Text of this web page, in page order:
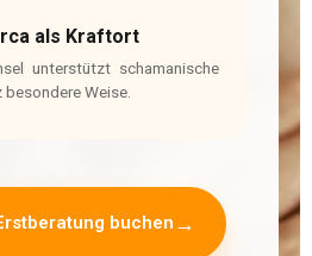
als Kraftort
unterstützt schamanische
Weise.
buchen